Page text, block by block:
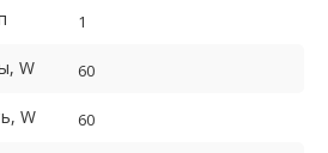
1
W 60
W 60